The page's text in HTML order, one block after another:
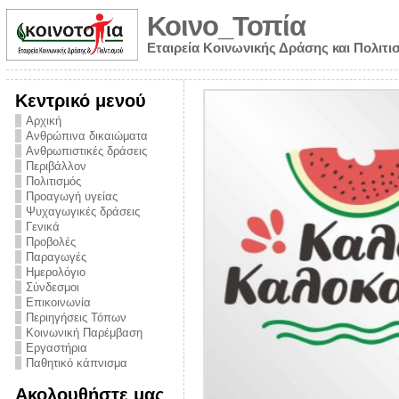
Κοινο_Τοπία
Εταιρεία Κοινωνικής Δράσης και
Κεντρικό μενού
Αρχική
Ανθρώπινα δικαιώματα
Ανθρωπιστικές δράσεις
Περιβάλλον
Πολιτισμός
Προαγωγή υγείας
Ψυχαγωγικές δράσεις
Γενικά
Προβολές
Παραγωγές
Ημερολόγιο
Σύνδεσμοι
Επικοινωνία
Περιηγήσεις Τόπων
Κοινωνική Παρέμβαση
Εργαστήρια
Παθητικό κάπνισμα
Ακολουθήστε μας
από την
την ημέρα
και
στο
Πρόληψης